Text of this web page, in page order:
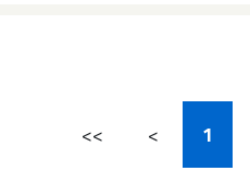
<< < 1